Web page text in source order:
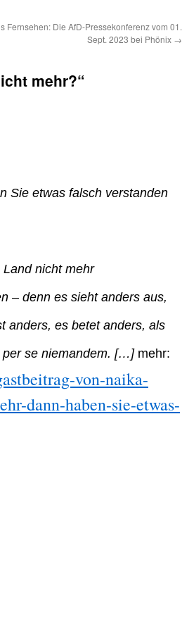
Fernsehen: Die AfD-Pressekonferenz vom 01.
Sept. 2023 bei Phönix →
mehr?“
Sie etwas falsch verstanden
Land nicht mehr
– denn es sieht anders aus,
anders, es betet anders, als
se niemandem. […] mehr:
von-naika-
dann-haben-sie-etwas-